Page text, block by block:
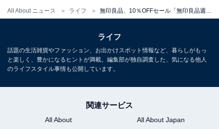
All About ニュース ライフ
ライフ
話題の生活雑貨やファッション、お出かけスポット情報など、暮らしがもっ
と楽しく、豊かになるヒントが満載。編集部が独自調査した、気になる他人
のライフスタイル事情も公開しています。
関連サービス
All About
All About Japan